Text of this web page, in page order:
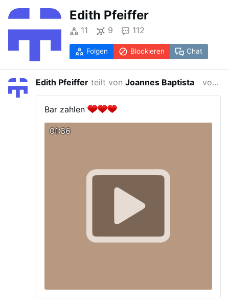
Edith Pfeiffer
11 9 112
Folgen Blockieren Chat
Edith Pfeiffer teilt vonJoannes Baptista vor 3 Jahren
Bar zahlen
01:36